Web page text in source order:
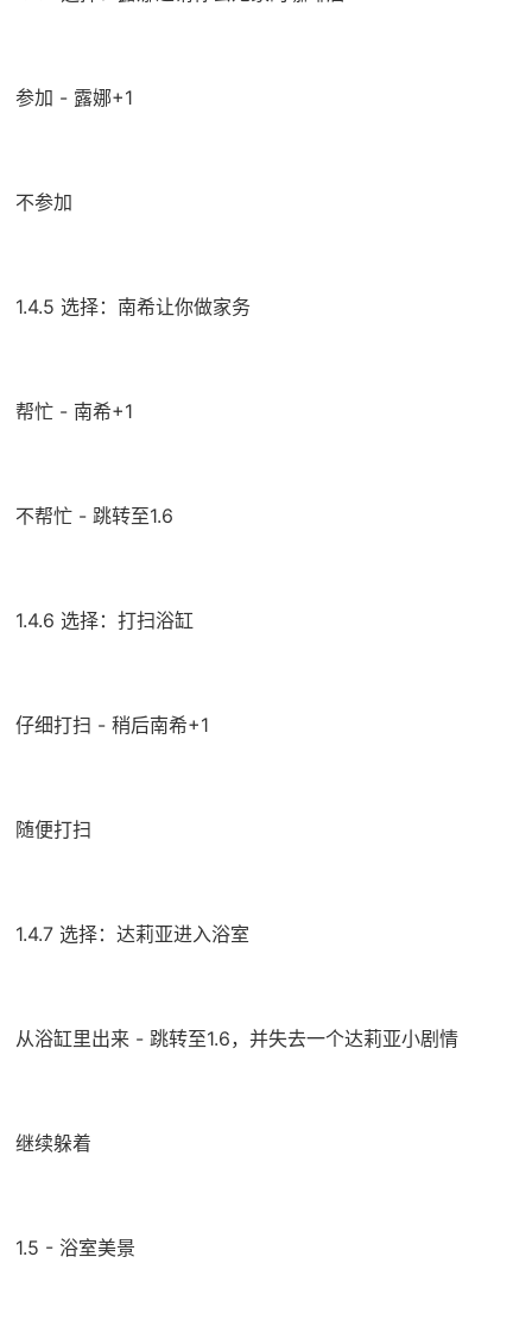
参加 - 露娜+1
不参加
1.4.5 选择：南希让你做家务
帮忙 - 南希+1
不帮忙 - 跳转至1.6
1.4.6 选择：打扫浴缸
仔细打扫 - 稍后南希+1
随便打扫
1.4.7 选择：达莉亚进入浴室
从浴缸里出来 - 跳转至1.6，并失去一个达莉亚小剧情
继续躲着
1.5 - 浴室美景